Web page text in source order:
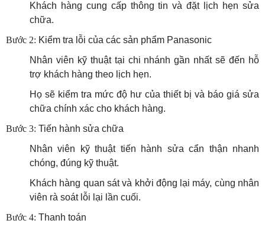
Khách hàng cung cấp thông tin và đặt lịch hẹn sửa
chữa.
Bước 2: Kiểm tra lỗi của các sản phẩm Panasonic
Nhân viên kỹ thuật tại chi nhánh gần nhất sẽ đến hỗ
trợ khách hàng theo lịch hẹn.
Họ sẽ kiểm tra mức độ hư của thiết bị và báo giá sửa
chữa chính xác cho khách hàng.
Bước 3: Tiến hành sửa chữa
Nhân viên kỹ thuật tiến hành sửa cẩn thận nhanh
chóng, đúng kỹ thuật.
Khách hàng quan sát và khởi động lại máy, cùng nhân
viên rà soát lỗi lại lần cuối.
Bước 4: Thanh toán